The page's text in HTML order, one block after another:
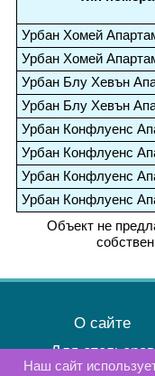
Урбан Хомей
Урбан Хомей
Урбан Блу Хевън
Урбан Блу Хевън
Урбан Конфлуенс
Урбан Конфлуенс
Урбан Конфлуенс
Урбан Конфлуенс
Объект не
Наш сайт
О сайте
Для отельеров